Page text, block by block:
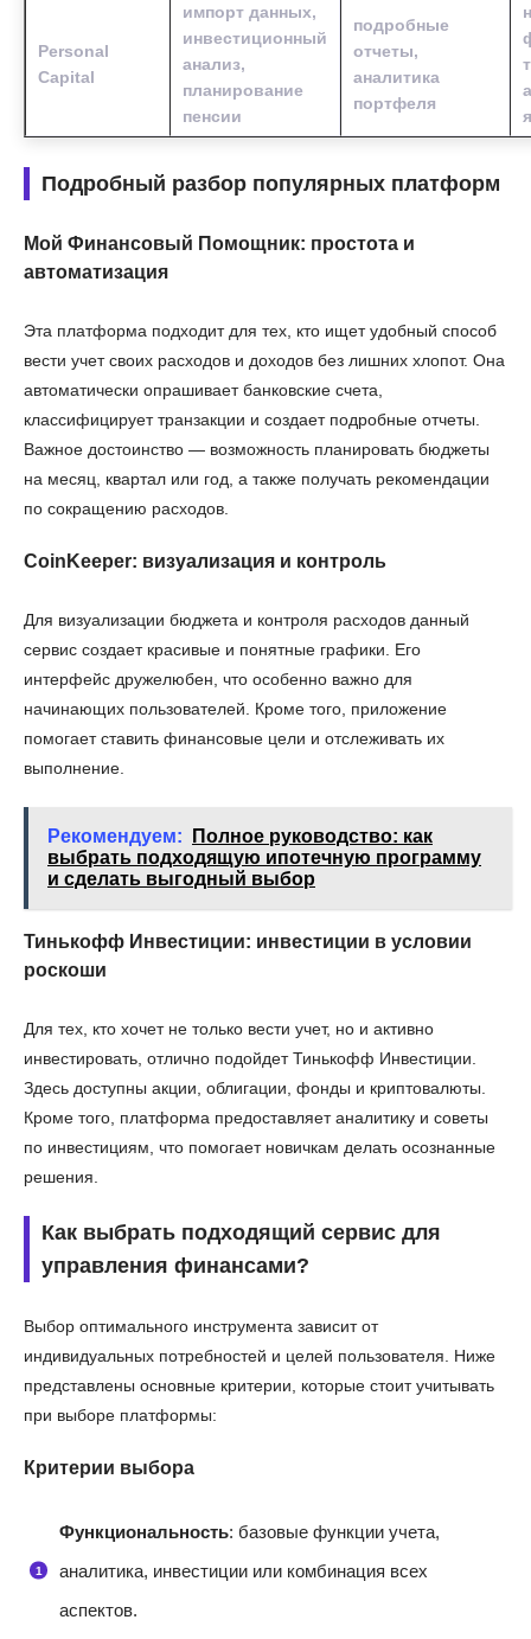
Personal
Capital
импорт данных,
инвестиционный
анализ,
планирование
пенсии
подробные
отчеты,
аналитика
портфеля
Подробный разбор популярных платформ
Мой Финансовый Помощник: простота и
автоматизация
Эта платформа подходит для тех, кто ищет удобный способ
вести учет своих расходов и доходов без лишних хлопот. Она
автоматически опрашивает банковские счета,
классифицирует транзакции и создает подробные отчеты.
Важное достоинство — возможность планировать бюджеты
на месяц, квартал или год, а также получать рекомендации
по сокращению расходов.
CoinKeeper: визуализация и контроль
Для визуализации бюджета и контроля расходов данный
сервис создает красивые и понятные графики. Его
интерфейс дружелюбен, что особенно важно для
начинающих пользователей. Кроме того, приложение
помогает ставить финансовые цели и отслеживать их
выполнение.
Рекомендуем:
Полное руководство: как
выбрать подходящую ипотечную программу
и сделать выгодный выбор
Тинькофф Инвестиции: инвестиции в условии
роскоши
Для тех, кто хочет не только вести учет, но и активно
инвестировать, отлично подойдет Тинькофф Инвестиции.
Здесь доступны акции, облигации, фонды и криптовалюты.
Кроме того, платформа предоставляет аналитику и советы
по инвестициям, что помогает новичкам делать осознанные
решения.
Как выбрать подходящий сервис для
управления финансами?
Выбор оптимального инструмента зависит от
индивидуальных потребностей и целей пользователя. Ниже
представлены основные критерии, которые стоит учитывать
при выборе платформы:
Критерии выбора
Функциональность: базовые функции учета,
аналитика, инвестиции или комбинация всех
аспектов.